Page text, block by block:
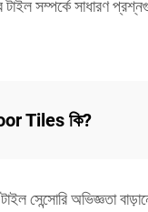
সম্পর্কে সাধারণ
Tiles কি?
সেন্সোরি অভিজ্ঞতা